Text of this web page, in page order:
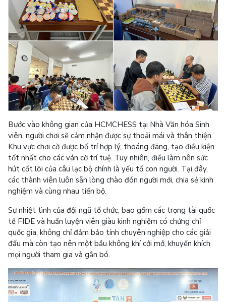
Bước vào không gian của HCMCHESS tại Nhà Văn hóa Sinh
viên, người chơi sẽ cảm nhận được sự thoải mái và thân thiện.
Khu vực chơi cờ được bố trí hợp lý, thoáng đãng, tạo điều kiện
tốt nhất cho các ván cờ trí tuệ. Tuy nhiên, điều làm nên sức
hút cốt lõi của câu lạc bộ chính là yếu tố con người. Tại đây,
các thành viên luôn sẵn lòng chào đón người mới, chia sẻ kinh
nghiệm và cùng nhau tiến bộ.
Sự nhiệt tình của đội ngũ tổ chức, bao gồm các trọng tài quốc
tế FIDE và huấn luyện viên giàu kinh nghiệm có chứng chỉ
quốc gia, không chỉ đảm bảo tính chuyên nghiệp cho các giải
đấu mà còn tạo nên một bầu không khí cởi mở, khuyến khích
mọi người tham gia và gắn bó.